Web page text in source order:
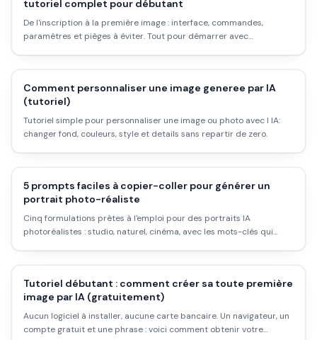
tutoriel complet pour débutant
De l'inscription à la première image : interface, commandes,
paramètres et pièges à éviter. Tout pour démarrer avec
Comment personnaliser une image generee par IA
(tutoriel)
Tutoriel simple pour personnaliser une image ou photo avec l IA:
changer fond, couleurs, style et details sans repartir de zero.
5 prompts faciles à copier-coller pour générer un
portrait photo-réaliste
Cinq formulations prêtes à l'emploi pour des portraits IA
photoréalistes : studio, naturel, cinéma, avec les mots-clés qui
Tutoriel débutant : comment créer sa toute première
image par IA (gratuitement)
Aucun logiciel à installer, aucune carte bancaire. Un navigateur, un
compte gratuit et une phrase : voici comment obtenir votre